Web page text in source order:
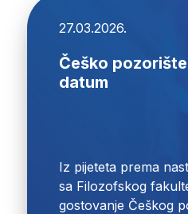
27.03.2026.
Češko
datum
Iz pijeteta prema
sa Filozofskog
gostovanje Češkog